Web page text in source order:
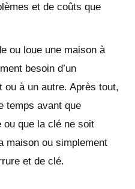
et de coûts que
ou loue une maison à
besoin d’un
ou à un autre. Après tout,
temps avant que
ou que la clé ne soit
maison ou simplement
et de clé.